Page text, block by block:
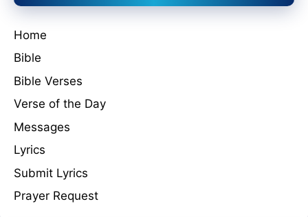
Home
Bible
Bible Verses
Verse of the Day
Messages
Lyrics
Submit Lyrics
Prayer Request